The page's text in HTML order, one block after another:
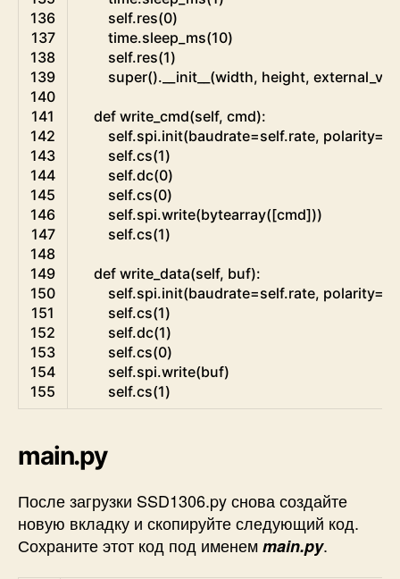
136
137
138
139
140
141
142
143
144
145
146
147
148
149
150
151
152
153
154
155
self.res(0)
time.sleep_ms(10)
self.res(1)
super(). __init__ (width, height, external_vcc
def write_cmd(self, cmd):
self.spi.init(baudrate=self.rate, polarity=
self.cs(1)
self.dc(0)
self.cs(0)
self.spi.write(bytearray([cmd]))
self.cs(1)
def write_data(self, buf):
self.spi.init(baudrate=self.rate, polarity=
self.cs(1)
self.dc(1)
self.cs(0)
self.spi.write(buf)
self.cs(1)
main.py
После загрузки SSD1306.py снова создайте
новую вкладку и скопируйте следующий код.
Сохраните этот код под именемmain.py.